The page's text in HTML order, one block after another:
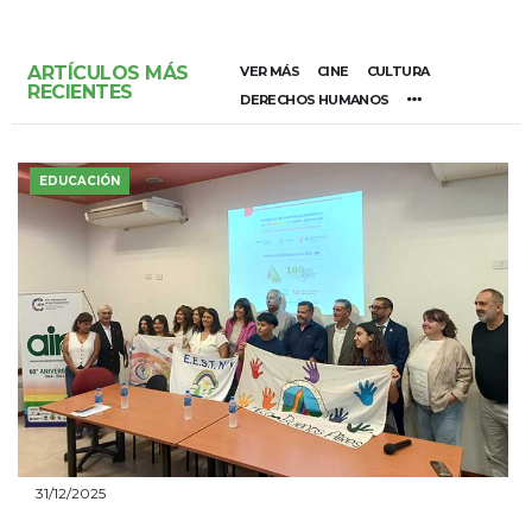
ARTÍCULOS MÁS
RECIENTES
VER MÁS CINE
CULTURA
DERECHOS HUMANOS
EDUCACIÓN
31/12/2025